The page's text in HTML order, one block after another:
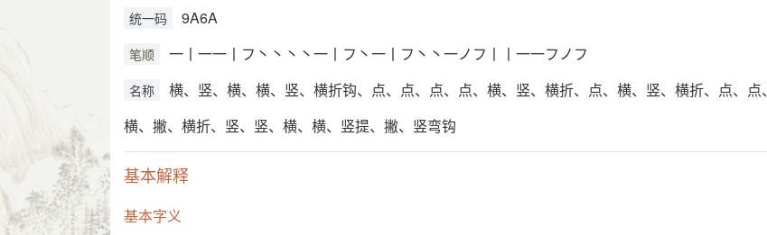
统一码 9A6A
笔顺 一丨一一丨フ丶丶丶丶一丨フ丶一丨フ丶丶一ノフ丨丨一一フノフ
名称
横、竖、横、横、竖、横折钩、点、点、点、点、横、竖、横折、点、横、竖、横折、点、点、
横、撇、横折、竖、竖、横、横、竖提、撇、竖弯钩
基本解释
基本字义